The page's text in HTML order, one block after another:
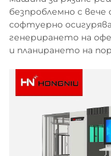
безпроблемно с
софтуерно
генерирането на
и планирането на